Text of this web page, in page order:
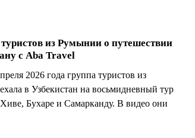
из Румынии о путешествии
с Aba Travel
2026 года группа туристов из
в Узбекистан на восьмидневный тур
Бухаре и Самарканду. В видео они